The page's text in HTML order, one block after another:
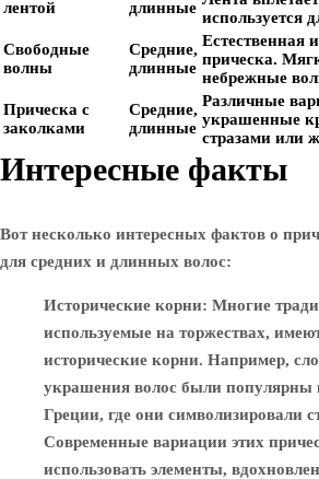
лентой длинные
используется
Свободные
волны
Средние,
длинные
Естественная
прическа.
небрежные
Прическа с
заколками
Средние,
длинные
Различные
украшенные
стразами или
Интересные факты
Вот несколько интересных фактов о
для средних и длинных волос:
Исторические корни: Многие
используемые на торжествах,
исторические корни. Например,
украшения волос были популярны
Греции, где они символизировали
Современные вариации этих
использовать элементы,